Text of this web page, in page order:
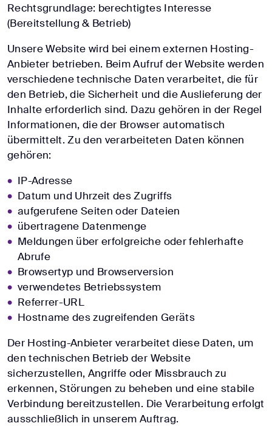
Rechtsgrundlage: berechtigtes Interesse
(Bereitstellung & Betrieb)
Unsere Website wird bei einem externen Hosting-
Anbieter betrieben. Beim Aufruf der Website werden
verschiedene technische Daten verarbeitet, die für
den Betrieb, die Sicherheit und die Auslieferung der
Inhalte erforderlich sind. Dazu gehören in der Regel
Informationen, die der Browser automatisch
übermittelt. Zu den verarbeiteten Daten können
gehören:
IP-Adresse
Datum und Uhrzeit des Zugriffs
aufgerufene Seiten oder Dateien
übertragene Datenmenge
Meldungen über erfolgreiche oder fehlerhafte
Abrufe
Browsertyp und Browserversion
verwendetes Betriebssystem
Referrer-URL
Hostname des zugreifenden Geräts
Der Hosting-Anbieter verarbeitet diese Daten, um
den technischen Betrieb der Website
sicherzustellen, Angriffe oder Missbrauch zu
erkennen, Störungen zu beheben und eine stabile
Verbindung bereitzustellen. Die Verarbeitung erfolgt
ausschließlich in unserem Auftrag.